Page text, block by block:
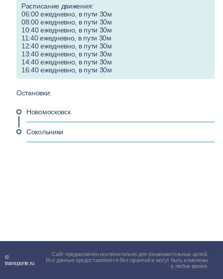
Расписание движения:
06:00 ежедневно, в пути 30м
08:00 ежедневно, в пути 30м
10:40 ежедневно, в пути 30м
11:40 ежедневно, в пути 30м
12:40 ежедневно, в пути 30м
13:40 ежедневно, в пути 30м
14:40 ежедневно, в пути 30м
16:40 ежедневно, в пути 30м
Остановки:
Новомосковск
Сокольники
©
transporte.ru
Сайт предназначен исключительно для ознакомительных целей.
Все данные предоставляются без гарантий и могут быть изменены
в любое время.